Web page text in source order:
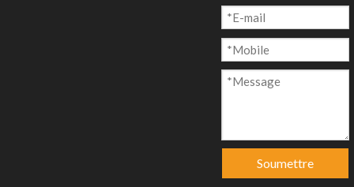
Soumettre